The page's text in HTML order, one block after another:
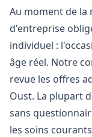
Au moment de la
d'entreprise
individuel :
âge réel. Notre
revue les offres
Oust. La plupart
sans
les soins